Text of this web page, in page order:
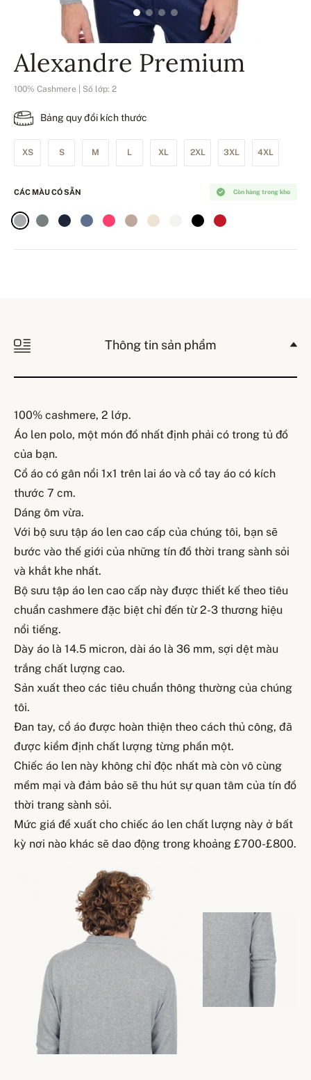
Alexandre Premium
100% Cashmere | Số lớp: 2
Bảng quy đổi kích thước
XS S M L XL 2XL 3XL 4XL
Còn hàng trong kho
CÁC MÀU CÓ SẴN
Thông tin sản phẩm
100% cashmere, 2 lớp.
Áo len polo, một món đồ nhất định phải có trong tủ đồ
của bạn.
Cổ áo có gân nổi 1x1 trên lai áo và cổ tay áo có kích
thước 7 cm.
Dáng ôm vừa.
Với bộ sưu tập áo len cao cấp của chúng tôi, bạn sẽ
bước vào thế giới của những tín đồ thời trang sành sỏi
và khắt khe nhất.
Bộ sưu tập áo len cao cấp này được thiết kế theo tiêu
chuẩn cashmere đặc biệt chỉ đến từ 2-3 thương hiệu
nổi tiếng.
Dày áo là 14.5 micron, dài áo là 36 mm, sợi dệt màu
trắng chất lượng cao.
Sản xuất theo các tiêu chuẩn thông thường của chúng
tôi.
Đan tay, cổ áo được hoàn thiện theo cách thủ công, đã
được kiểm định chất lượng từng phần một.
Chiếc áo len này không chỉ độc nhất mà còn vô cùng
mềm mại và đảm bảo sẽ thu hút sự quan tâm của tín đồ
thời trang sành sỏi.
Mức giá đề xuất cho chiếc áo len chất lượng này ở bất
kỳ nơi nào khác sẽ dao động trong khoảng £700-£800.